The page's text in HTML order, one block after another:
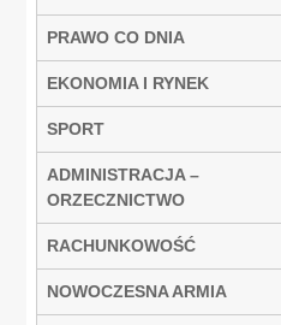
PRAWO CO DNIA
EKONOMIA I RYNEK
SPORT
ADMINISTRACJA –
ORZECZNICTWO
RACHUNKOWOŚĆ
NOWOCZESNA ARMIA